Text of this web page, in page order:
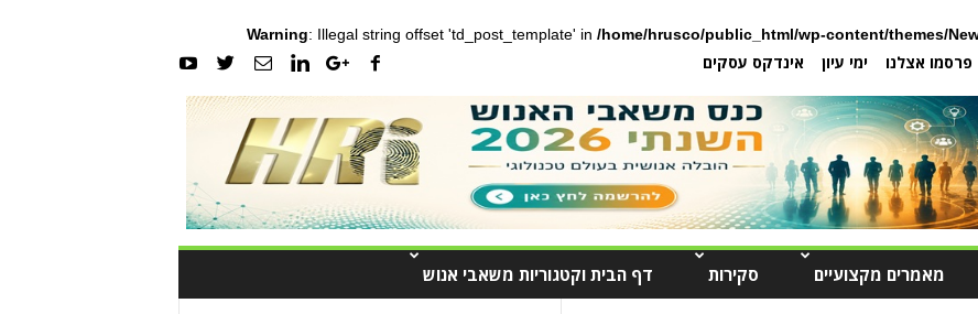
Warning: Illegal string offset 'td_post_template' in /home/hrusco/public_html/wp-content/themes/
פרסמו אצלנו ימי עיון אינדקס עסקים
מאמרים מקצועיים סקירות דף הבית וקטגוריות משאבי אנוש